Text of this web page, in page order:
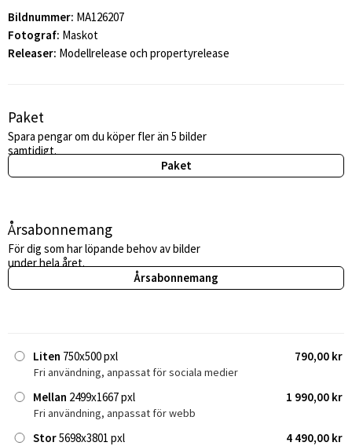
Bildnummer: MA126207
Fotograf: Maskot
Releaser: Modellrelease och propertyrelease
Paket
Spara pengar om du köper fler än 5 bilder
samtidigt.
Paket
Årsabonnemang
För dig som har löpande behov av bilder
under hela året.
Årsabonnemang
Liten 750x500 pxl 790,00 kr
Fri användning, anpassat för sociala medier
Mellan 2499x1667 pxl 1 990,00 kr
Fri användning, anpassat för webb
Stor5698x3801 pxl 4 490,00 kr